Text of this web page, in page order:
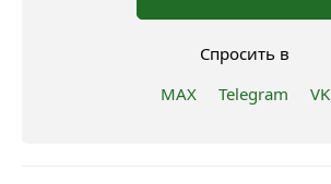
Спросить в
MAX
Telegram VK